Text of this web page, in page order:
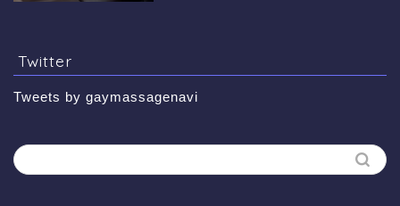
Twitter
Tweets by gaymassagenavi